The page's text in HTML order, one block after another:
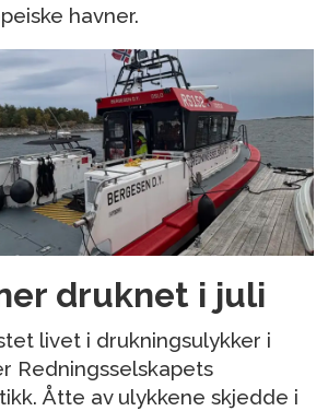
havner.
druknet i juli
livet i drukningsulykker i
Redningsselskapets
Åtte av ulykkene skjedde i